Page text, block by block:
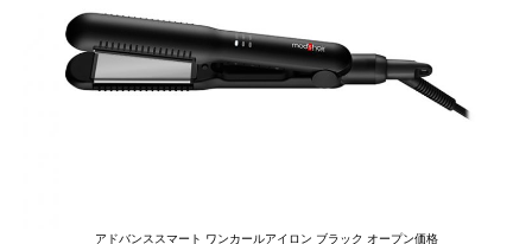
アドバンススマート ワンカールアイロン ブラック オープン価格